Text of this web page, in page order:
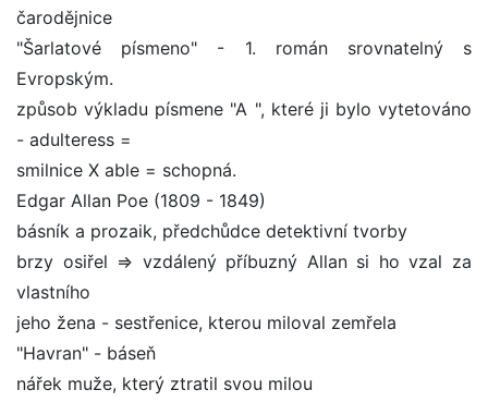
čarodějnice
"Šarlatové písmeno" - 1. román srovnatelný s
Evropským.
způsob výkladu písmene "A ", které ji bylo vytetováno
- adulteress =
smilnice X able = schopná.
Edgar Allan Poe (1809 - 1849)
básník a prozaik, předchůdce detektivní tvorby
brzy osiřel => vzdálený příbuzný Allan si ho vzal za
vlastního
jeho žena - sestřenice, kterou miloval zemřela
"Havran" - báseň
nářek muže, který ztratil svou milou